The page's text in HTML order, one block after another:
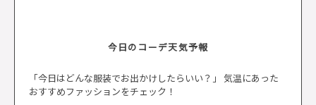
今日のコーデ天気予報
「今日はどんな服装でお出かけしたらいい？」 気温にあった
おすすめファッションをチェック！